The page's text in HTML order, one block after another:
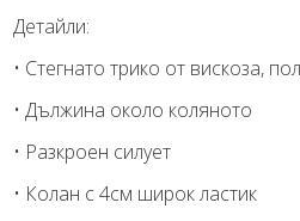
Детайли:
• Стегнато трико от вискоза,
• Дължина около коляното
• Разкроен силует
• Колан с 4см широк ластик